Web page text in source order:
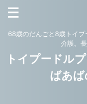
68歳のだんごと8歳トイプ
介護。
トイプードル
ばあ